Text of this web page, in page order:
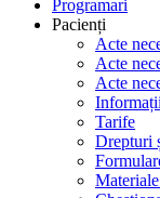
Programari
Pacienți
Acte
Acte
Acte
Tarife
Drepturi